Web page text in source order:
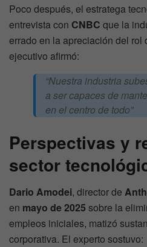
Poco después, el estratega
entrevista con CNBC que la
errado en la apreciación del rol
ejecutivo afirmó:
“Nuestra industria
a ser capaces de
en el centro de todo”
Perspectivas y
sector
Dario Amodei, director de
en mayo de 2025 sobre la
empleos iniciales, matizó
corporativa. El experto sostuvo: